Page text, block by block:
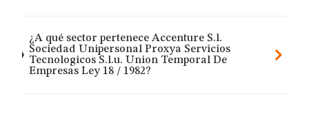
¿A qué sector pertenece Accenture S.l.
Sociedad Unipersonal Proxya Servicios
Tecnologicos S.l.u. Union Temporal De
Empresas Ley 18 / 1982?